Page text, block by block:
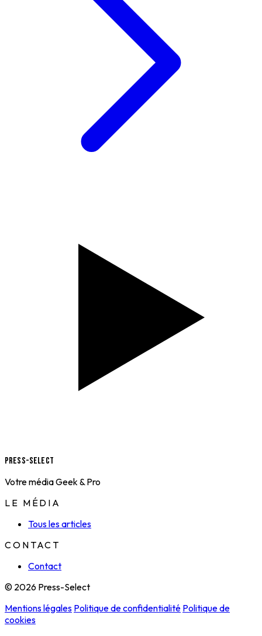
Press-Select
Votre média Geek & Pro
LE MÉDIA
Tous les articles
CONTACT
Contact
© 2026 Press-Select
Mentions légales Politique de confidentialité Politique de
cookies